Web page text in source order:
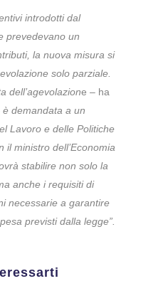
introdotti dal
prevedevano un
la nuova misura si
solo parziale.
dell’agevolazione – ha
è demandata a un
Lavoro e delle Politiche
il ministro dell’Economia
stabilire non solo la
anche i requisiti di
necessarie a garantire
previsti dalla legge”.